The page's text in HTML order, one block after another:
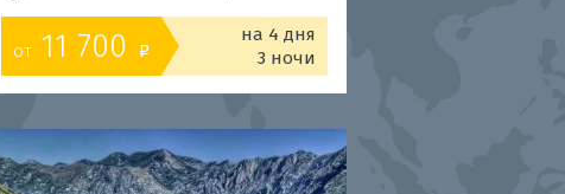
от 11 700 o
на 4 дня
3 ночи